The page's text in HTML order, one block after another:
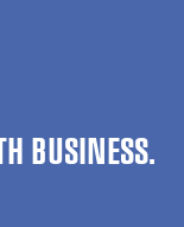
BUSINESS.